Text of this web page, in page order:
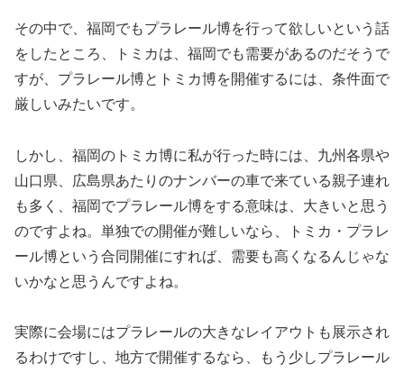
その中で、福岡でもプラレール博を行って欲しいという話
をしたところ、トミカは、福岡でも需要があるのだそうで
すが、プラレール博とトミカ博を開催するには、条件面で
厳しいみたいです。
しかし、福岡のトミカ博に私が行った時には、九州各県や
山口県、広島県あたりのナンバーの車で来ている親子連れ
も多く、福岡でプラレール博をする意味は、大きいと思う
のですよね。単独での開催が難しいなら、トミカ・プラレ
ール博という合同開催にすれば、需要も高くなるんじゃな
いかなと思うんですよね。
実際に会場にはプラレールの大きなレイアウトも展示され
るわけですし、地方で開催するなら、もう少しプラレール